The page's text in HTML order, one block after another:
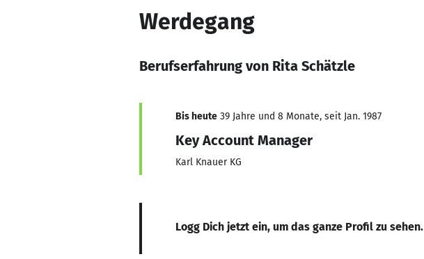
Werdegang
Berufserfahrung von Rita Schätzle
Bis heute 39 Jahre und 8 Monate, seit Jan. 1987
Key Account Manager
Karl Knauer KG
Logg Dich jetzt ein, um das ganze Profil zu sehen.